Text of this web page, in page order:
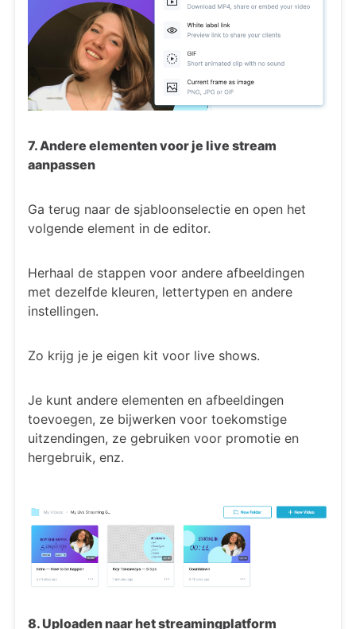
7. Andere elementen voor je live stream
aanpassen
Ga terug naar de sjabloonselectie en open het
volgende element in de editor.
Herhaal de stappen voor andere afbeeldingen
met dezelfde kleuren, lettertypen en andere
instellingen.
Zo krijg je je eigen kit voor live shows.
Je kunt andere elementen en afbeeldingen
toevoegen, ze bijwerken voor toekomstige
uitzendingen, ze gebruiken voor promotie en
hergebruik, enz.
8. Uploaden naar het streamingplatform